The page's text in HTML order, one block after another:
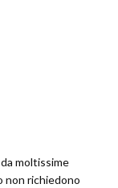
moltissime
non richiedono